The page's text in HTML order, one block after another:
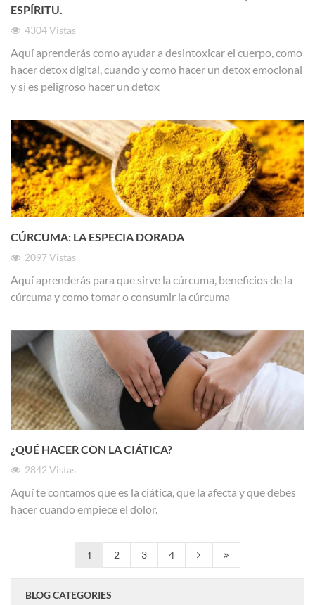
ESPÍRITU.
4304Vistas
Aquí aprenderás como ayudar a desintoxicar el cuerpo, como
hacer detox digital, cuando y como hacer un detox emocional
y si es peligroso hacer un detox
CÚRCUMA: LA ESPECIA DORADA
2097Vistas
Aquí aprenderás para que sirve la cúrcuma, beneficios de la
cúrcuma y como tomar o consumir la cúrcuma
¿QUÉ HACER CON LA CIÁTICA?
2842 Vistas
Aquí te contamos que es la ciática, que la afecta y que debes
hacer cuando empiece el dolor.
1 2 3 4
BLOG CATEGORIES